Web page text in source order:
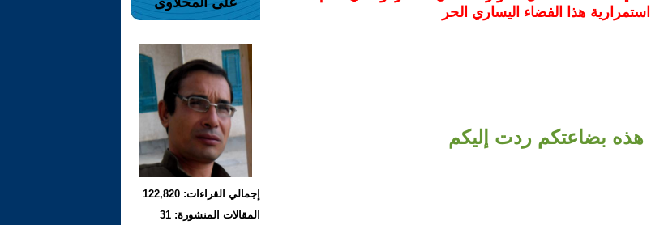
استمرارية هذا الفضاء اليساري الحر
هذه بضاعتكم ردت إليكم
إجمالي القراءات: 122,820
المقالات المنشورة: 31